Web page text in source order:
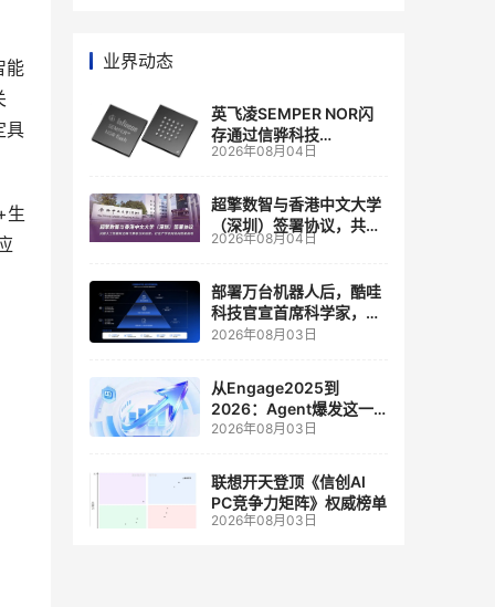
能
具
生
业界动态
英飞凌SEMPER NOR闪
存通过信骅科技
AST2700 BMC认证，全
管理
2026年08月04日
超擎数智与香港中文大学
（深圳）签署协议，共建
人工智能和边缘计算联合
2026年08月04日
部署万台机器人后，酷哇
科技官宣首席科学家，要
让世界模型交付生产力
2026年08月03日
从Engage2025到
2026：Agent爆发这一
年，AI CRM 走到哪了
2026年08月03日
联想开天登顶《信创AI
PC竞争力矩阵》权威榜单
2026年08月03日